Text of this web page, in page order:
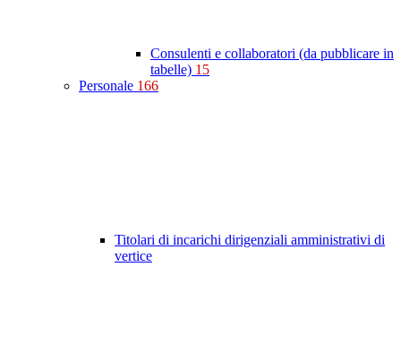
Consulenti e collaboratori (da pubblicare in
tabelle) 15
Personale 166
Titolari di incarichi dirigenziali amministrativi di
vertice